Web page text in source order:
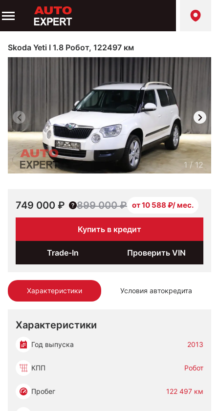
Skoda Yeti I 1.8 Робот, 122497 км
Характеристики Условия автокредита
Характеристики
Год выпуска 2013
КПП Робот
Пробег 122 497 км
1 /12
749 000 ₽ 899 000 ₽ от 10 588 ₽/ мес.
Купить в кредит
Trade-In Проверить VIN